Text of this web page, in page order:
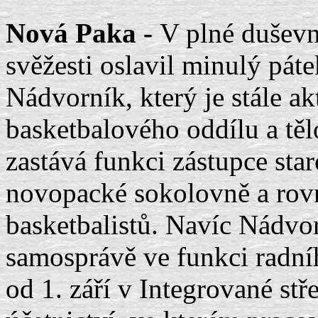
Nová Paka -V plné
svěžesti oslavil minulý
Nádvorník, který je stále
basketbalového oddílu a
zastává funkci zástupce
novopacké sokolovně a
basketbalistů. Navíc
samosprávě ve funkci
od 1. září v Integrované